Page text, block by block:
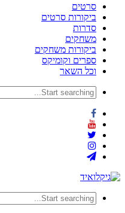
סרטים
ביקורות סרטים
סדרות
משחקים
ביקורות משחקים
ספרים וקומיקס
וכל השאר